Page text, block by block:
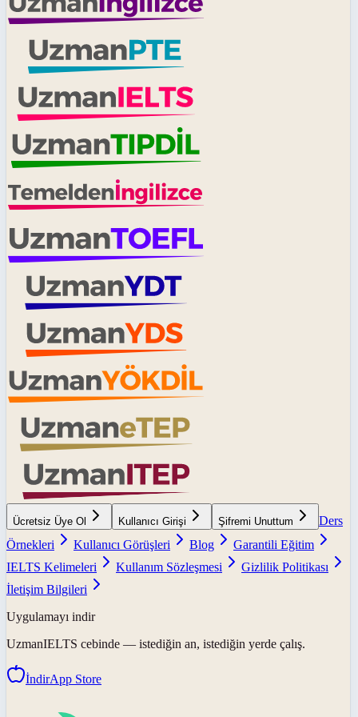
Ücretsiz Üye Ol Kullanıcı Girişi Şifremi Unuttum
Ders
Örnekleri
Kullanıcı Görüşleri Blog
Garantili Eğitim
IELTS Kelimeleri
Kullanım Sözleşmesi
Gizlilik Politikası
İletişim Bilgileri
Uygulamayı indir
UzmanIELTS cebinde — istediğin an, istediğin yerde çalış.
İndirApp Store